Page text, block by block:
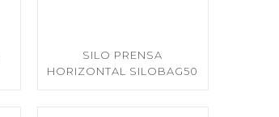
SILO PRENSA
HORIZONTAL SILOBAG50